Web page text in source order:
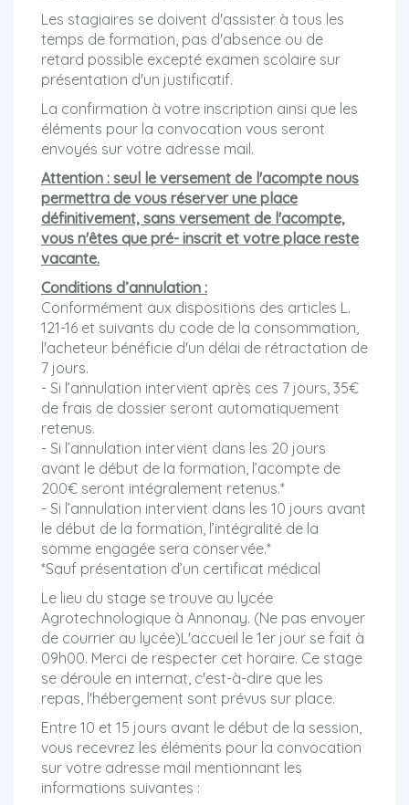
Les stagiaires se doivent d'assister à tous les
temps de formation, pas d'absence ou de
retard possible excepté examen scolaire sur
présentation d'un justificatif.
La confirmation à votre inscription ainsi que les
éléments pour la convocation vous seront
envoyés sur votre adresse mail.
Attention : seul le versement de l'acompte nous
permettra de vous réserver une place
définitivement, sans versement de l'acompte,
vous n'êtes que pré- inscrit et votre place reste
vacante.
Conditions d’annulation :
Conformément aux dispositions des articles L.
121-16 et suivants du code de la consommation,
l'acheteur bénéficie d'un délai de rétractation de
7 jours.
- Si l’annulation intervient après ces 7 jours, 35€
de frais de dossier seront automatiquement
retenus.
- Si l’annulation intervient dans les 20 jours
avant le début de la formation, l’acompte de
200€ seront intégralement retenus.*
- Si l’annulation intervient dans les 10 jours avant
le début de la formation, l’intégralité de la
somme engagée sera conservée.*
*Sauf présentation d’un certificat médical
Le lieu du stage se trouve au lycée
Agrotechnologique à Annonay. (Ne pas envoyer
de courrier au lycée)L'accueil le 1er jour se fait à
09h00. Merci de respecter cet horaire. Ce stage
se déroule en internat, c'est-à-dire que les
repas, l'hébergement sont prévus sur place.
Entre 10 et 15 jours avant le début de la session,
vous recevrez les éléments pour la convocation
sur votre adresse mail mentionnant les
informations suivantes :